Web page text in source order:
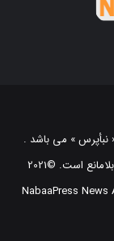
» می باشد .
NabaaPress